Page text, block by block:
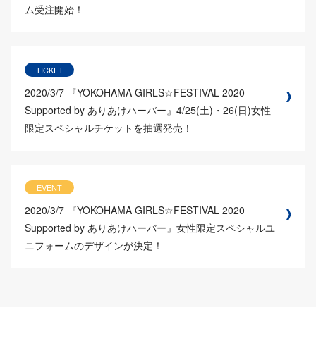
ム受注開始！
TICKET
2020/3/7 『YOKOHAMA GIRLS☆FESTIVAL 2020
Supported by ありあけハーバー』4/25(土)・26(日)女性
限定スペシャルチケットを抽選発売！
EVENT
2020/3/7 『YOKOHAMA GIRLS☆FESTIVAL 2020
Supported by ありあけハーバー』女性限定スペシャルユ
ニフォームのデザインが決定！